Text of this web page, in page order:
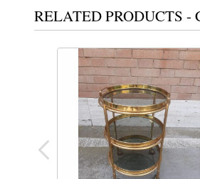
RELATED PRODUCTS